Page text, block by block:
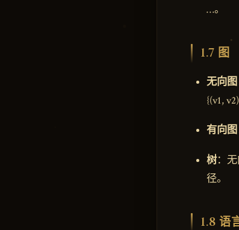
…。
1.7 图
无向图
{(v1,
有向图
树：
径。
1.8 语